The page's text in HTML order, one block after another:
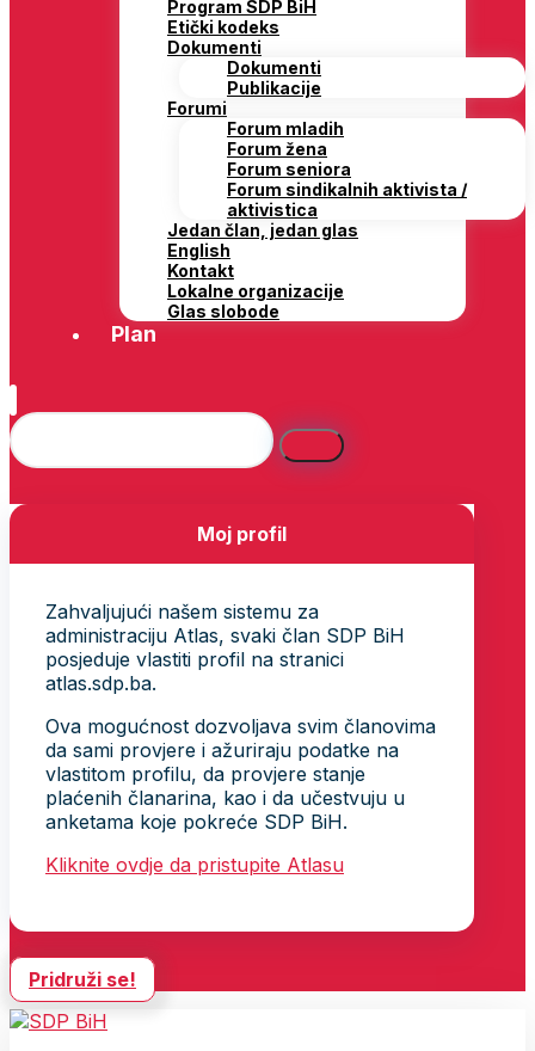
Program SDP BiH
Etički kodeks
Dokumenti
Dokumenti
Publikacije
Forumi
Forum mladih
Forum žena
Forum seniora
Forum sindikalnih aktivista /
aktivistica
Jedan član, jedan glas
English
Kontakt
Lokalne organizacije
Glas slobode
Plan
Moj profil
Zahvaljujući našem sistemu za
administraciju Atlas, svaki član SDP BiH
posjeduje vlastiti profil na stranici
atlas.sdp.ba.
Ova mogućnost dozvoljava svim članovima
da sami provjere i ažuriraju podatke na
vlastitom profilu, da provjere stanje
plaćenih članarina, kao i da učestvuju u
anketama koje pokreće SDP BiH.
Kliknite ovdje da pristupite Atlasu
Pridruži se!